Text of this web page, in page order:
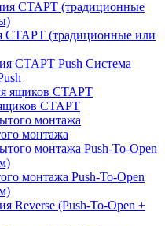
СТАРТ (традиционные или
Система
СТАРТ
монтажа
монтажа Push-To-Open